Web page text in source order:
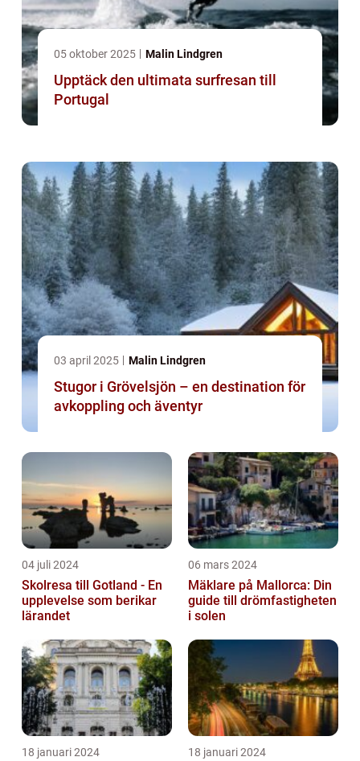
05 oktober 2025 Malin Lindgren
Upptäck den ultimata surfresan till
Portugal
03 april 2025 Malin Lindgren
Stugor i Grövelsjön – en destination för
avkoppling och äventyr
04 juli 2024
Skolresa till Gotland - En
upplevelse som berikar
lärandet
06 mars 2024
Mäklare på Mallorca: Din
guide till drömfastigheten
i solen
18 januari 2024 18 januari 2024